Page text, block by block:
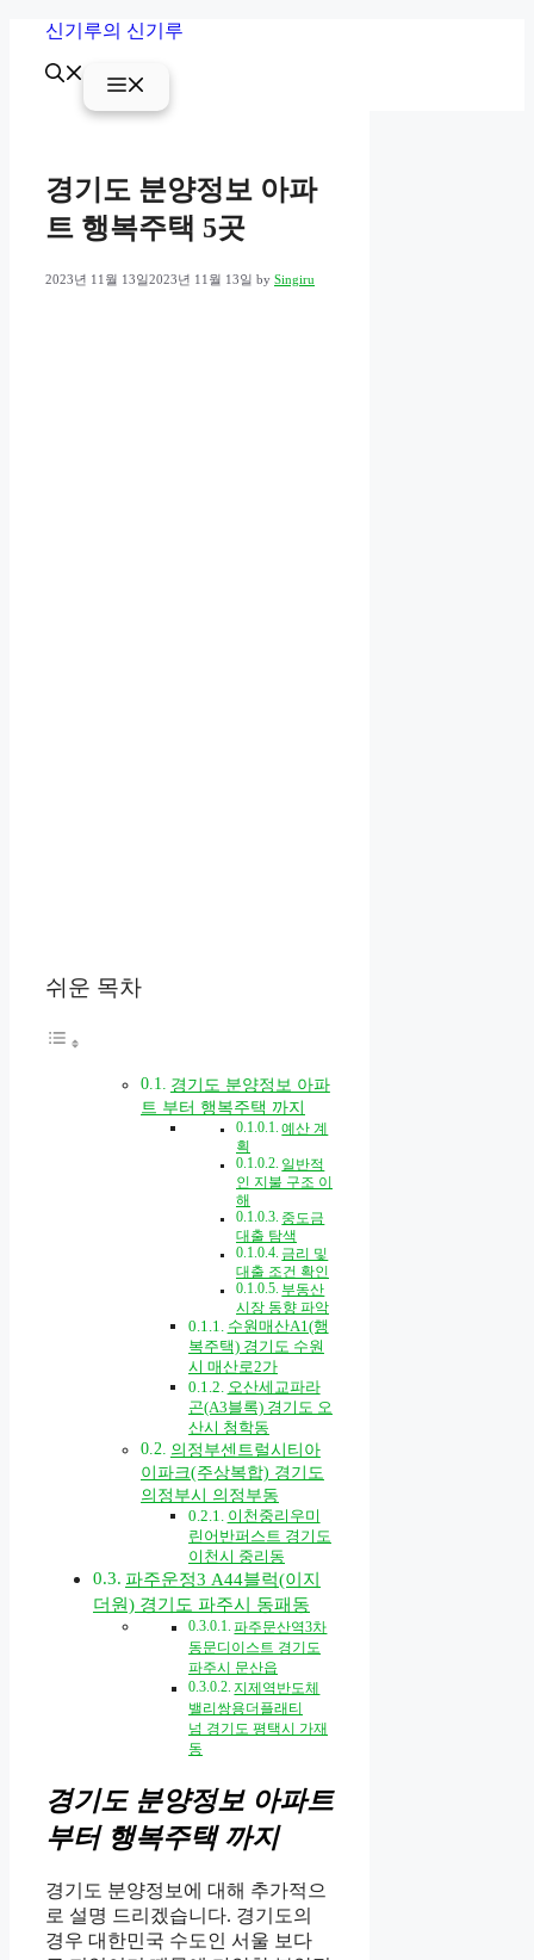
content
신기루의 신기루
경기도 분양정보 아파
트 행복주택 5곳
2023년 11월 13일2023년 11월 13일 by Singiru
쉬운 목차
경기도 분양정보 아파
트 부터 행복주택 까지
예산 계
획
일반적
인 지불 구조 이
해
중도금
대출 탐색
금리 및
대출 조건 확인
부동산
시장 동향 파악
수원매산A1(행
복주택) 경기도 수원
시 매산로2가
오산세교파라
곤(A3블록) 경기도 오
산시 청학동
의정부센트럴시티아
이파크(주상복합) 경기도
의정부시 의정부동
이천중리우미
린어반퍼스트 경기도
이천시 중리동
파주운정3 A44블럭(이지
더원) 경기도 파주시 동패동
파주문산역3차
동문디이스트 경기도
파주시 문산읍
지제역반도체
밸리쌍용더플래티
넘 경기도 평택시 가재
동
경기도 분양정보 아파트
부터 행복주택 까지
경기도 분양정보에 대해 추가적으
로 설명 드리겠습니다. 경기도의
경우 대한민국 수도인 서울 보다